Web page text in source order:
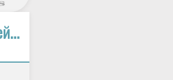
Ройял Брокейд (Rojal Brocade)